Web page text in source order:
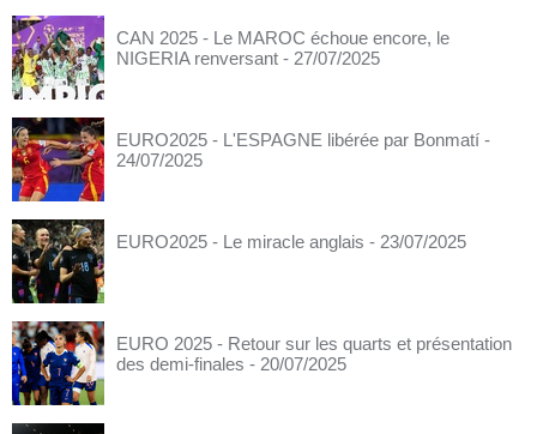
CAN 2025 - Le MAROC échoue encore, le
NIGERIA renversant - 27/07/2025
EURO2025 - L'ESPAGNE libérée par Bonmatí -
24/07/2025
EURO2025 - Le miracle anglais - 23/07/2025
EURO 2025 - Retour sur les quarts et présentation
des demi-finales - 20/07/2025